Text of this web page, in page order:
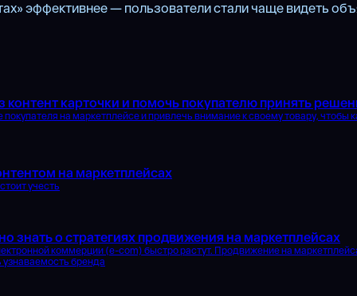
эффективнее — пользователи стали чаще видеть
контент карточки и помочь покупателю принять
на маркетплейсе и привлечь внимание к своему товару, чтобы
на маркетплейсах
учесть
знать о стратегиях продвижения на маркетплейсах
коммерции (e-com) быстро растут. Продвижение на
узнаваемость бренда